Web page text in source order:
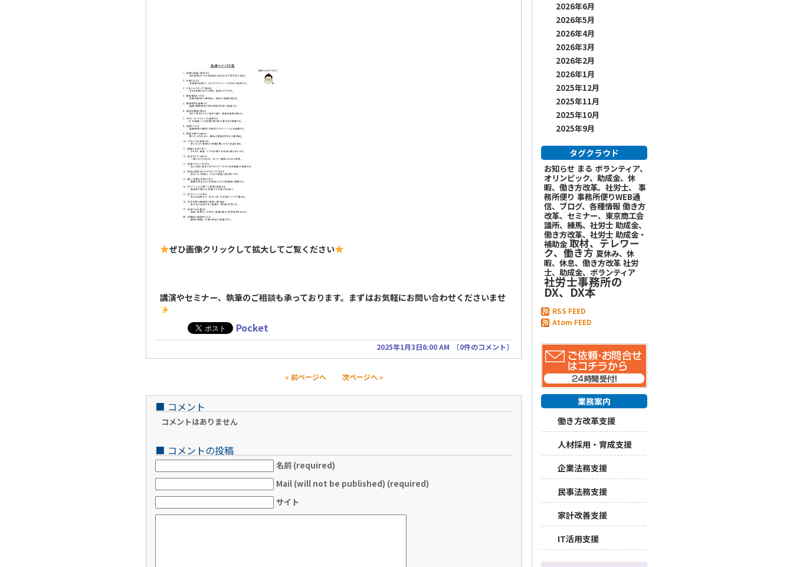
ぜひ画像クリックして拡大してご覧ください
講演やセミナー、執筆のご相談も承っております。まずはお気軽にお問い合わせくださいませ
Pocket
2025年1月3日6:00 AM 〔0件のコメント〕
« 前ページへ 次ページへ »
■ コメント
コメントはありません
■ コメントの投稿
名前 (required)
Mail (will not be published) (required)
サイト
2026年6月
2026年5月
2026年4月
2026年3月
2026年2月
2026年1月
2025年12月
2025年11月
2025年10月
2025年9月
タグクラウド
お知らせ まる ボランティア、
オリンピック、助成金、休
暇、働き方改革。社労士、
事
務所便り 事務所便りWEB通
信、ブログ、各種情報 働き方
改革、セミナー、東京商工会
議所、練馬、社労士 助成金、
働き方改革、社労士 助成金・
補助金 取材、テレワー
ク、働き方 夏休み、休
暇、休息、働き方改革 社労
士、助成金、ボランティア
社労士事務所の
DX、DX本
RSS FEED
Atom FEED
業務案内
働き方改革支援
人材採用・育成支援
企業法務支援
民事法務支援
家計改善支援
IT活用支援